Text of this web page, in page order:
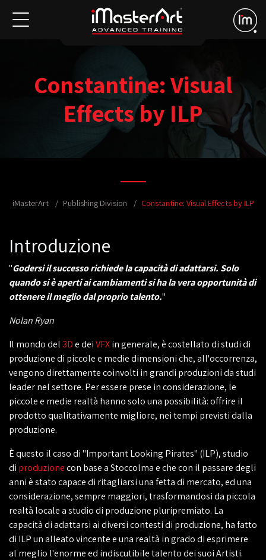
Constantine: Visual
Effects by ILP
iMasterArt Publishing Division Constantine: Visual Effects by ILP
Introduzione
"Godersi il successo richiede la capacità di adattarsi. Solo
quando si è aperti ai cambiamenti si ha la vera opportunità di
ottenere il meglio dal proprio talento."
Nolan Ryan
Il mondo del 3De deiVFXin generale, è costellato di studi di
produzione di piccole e medie dimensioni che, all'occorrenza,
vengono direttamente coinvolti in grandi produzioni da studi
leader nel settore. Per essere prese in considerazione, le
piccole e medie realtà hanno solo una possibilità: offrire il
prodotto qualitativamente migliore, nei tempi previsti dalla
produzione.
È questo il caso di "Important Looking Pirates" (ILP), studio
di produzionecon base a Stoccolma e che con il passare degli
anni è stato capace di ritagliarsi una fetta di mercato, ed una
considerazione, sempre maggiori, trasformandosi da piccola
realtà locale a studio di produzione pluripremiato. La
capacità di adattarsi ai diversi contesti di produzione, ha fatto
di ILP un alleato vincente e una realtà in grado di esprimere
al meglio l'enorme ed indiscutibile talento dei suoi Artisti.